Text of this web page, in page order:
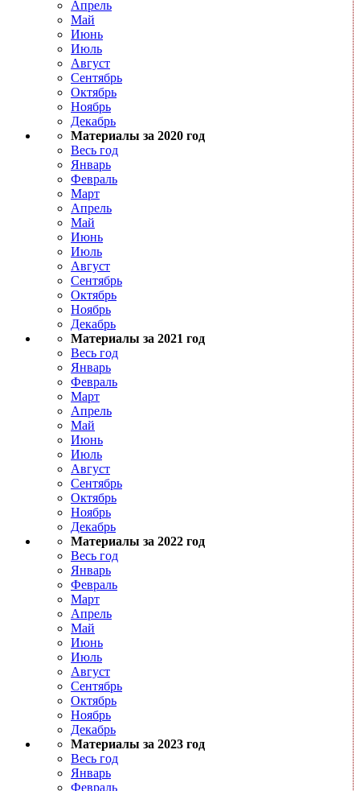
Апрель
Май
Июнь
Июль
Август
Сентябрь
Октябрь
Ноябрь
Декабрь
Материалы за 2020 год
Весь год
Январь
Февраль
Март
Апрель
Май
Июнь
Июль
Август
Сентябрь
Октябрь
Ноябрь
Декабрь
Материалы за 2021 год
Весь год
Январь
Февраль
Март
Апрель
Май
Июнь
Июль
Август
Сентябрь
Октябрь
Ноябрь
Декабрь
Материалы за 2022 год
Весь год
Январь
Февраль
Март
Апрель
Май
Июнь
Июль
Август
Сентябрь
Октябрь
Ноябрь
Декабрь
Материалы за 2023 год
Весь год
Январь
Февраль